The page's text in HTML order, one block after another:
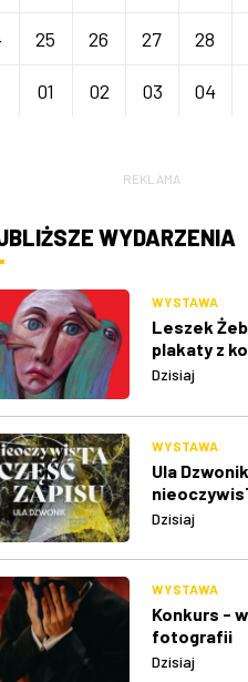
25 26 27 28
01 02 03 04
REKLAMA
WYDARZENIA
WYSTAWA
Leszek
plakaty z
w
Dzisiaj
WYSTAWA
Ula
ZAPISU
Dzisiaj
WYSTAWA
Konkurs -
fotografii
Dzisiaj